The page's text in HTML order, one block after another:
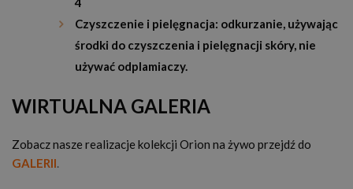
Czyszczenie i pielęgnacja: odkurzanie, używając
środki do czyszczenia i pielęgnacji skóry, nie
używać odplamiaczy.
WIRTUALNA GALERIA
Zobacz nasze realizacje kolekcji Orion na żywo przejdź do
GALERII.